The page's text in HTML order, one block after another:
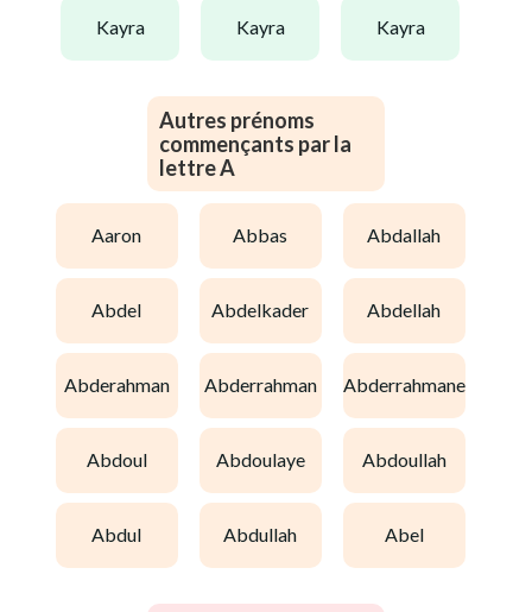
kayra kayra kayra
Autres prénoms
commençants par la
lettre A
aaron abbas abdallah
abdel abdelkader abdellah
abderahman abderrahman abderrahmane
abdoul abdoulaye abdoullah
abdul abdullah abel